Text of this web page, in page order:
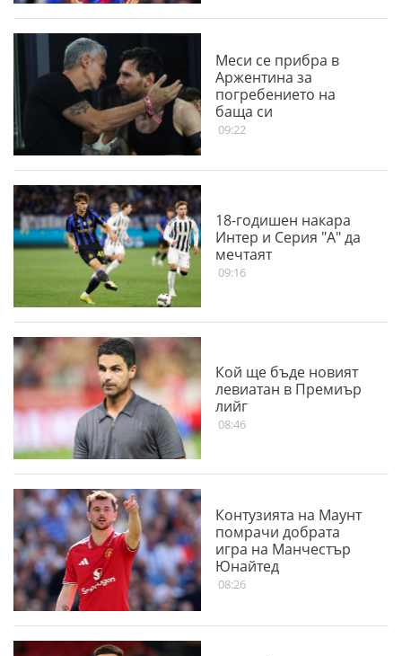
Меси се прибра в
Аржентина за
погребението на
баща си
09:22
18-годишен накара
Интер и Серия "А" да
мечтаят
09:16
Кой ще бъде новият
левиатан в Премиър
лийг
08:46
Контузията на Маунт
помрачи добрата
игра на Манчестър
Юнайтед
08:26